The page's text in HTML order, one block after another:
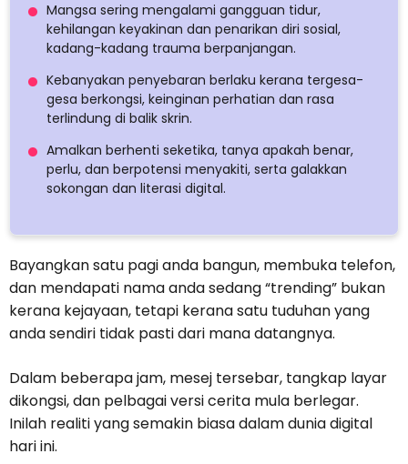
Mangsa sering mengalami gangguan tidur,
kehilangan keyakinan dan penarikan diri sosial,
kadang-kadang trauma berpanjangan.
Kebanyakan penyebaran berlaku kerana tergesa-
gesa berkongsi, keinginan perhatian dan rasa
terlindung di balik skrin.
Amalkan berhenti seketika, tanya apakah benar,
perlu, dan berpotensi menyakiti, serta galakkan
sokongan dan literasi digital.
Bayangkan satu pagi anda bangun, membuka telefon,
dan mendapati nama anda sedang “trending” bukan
kerana kejayaan, tetapi kerana satu tuduhan yang
anda sendiri tidak pasti dari mana datangnya.
Dalam beberapa jam, mesej tersebar, tangkap layar
dikongsi, dan pelbagai versi cerita mula berlegar.
Inilah realiti yang semakin biasa dalam dunia digital
hari ini.